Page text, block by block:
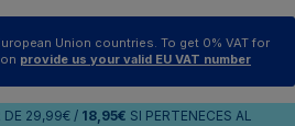
Union countries. To get 0% VAT for
provide us your valid EU VAT number
DE 29,99€ / 18,95€ SI PERTENECES AL